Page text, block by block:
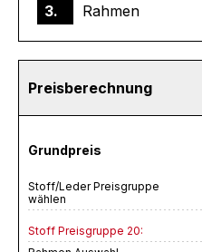
3. Rahmen
Preisberechnung
Grundpreis
Stoff/Leder Preisgruppe
wählen
Stoff Preisgruppe 20: